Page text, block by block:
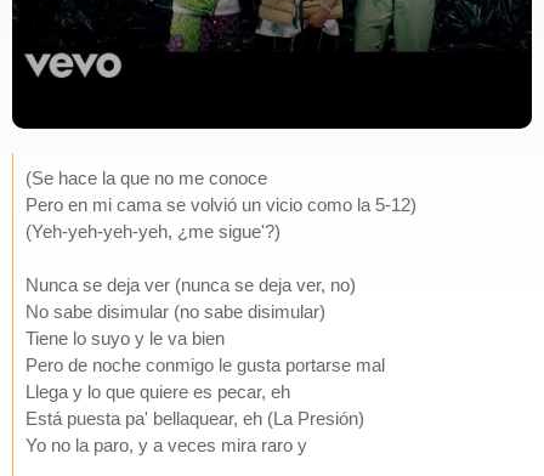
(Se hace la que no me conoce
Pero en mi cama se volvió un vicio como la 5-12)
(Yeh-yeh-yeh-yeh, ¿me sigue'?)
Nunca se deja ver (nunca se deja ver, no)
No sabe disimular (no sabe disimular)
Tiene lo suyo y le va bien
Pero de noche conmigo le gusta portarse mal
Llega y lo que quiere es pecar, eh
Está puesta pa' bellaquear, eh (La Presión)
Yo no la paro, y a veces mira raro y